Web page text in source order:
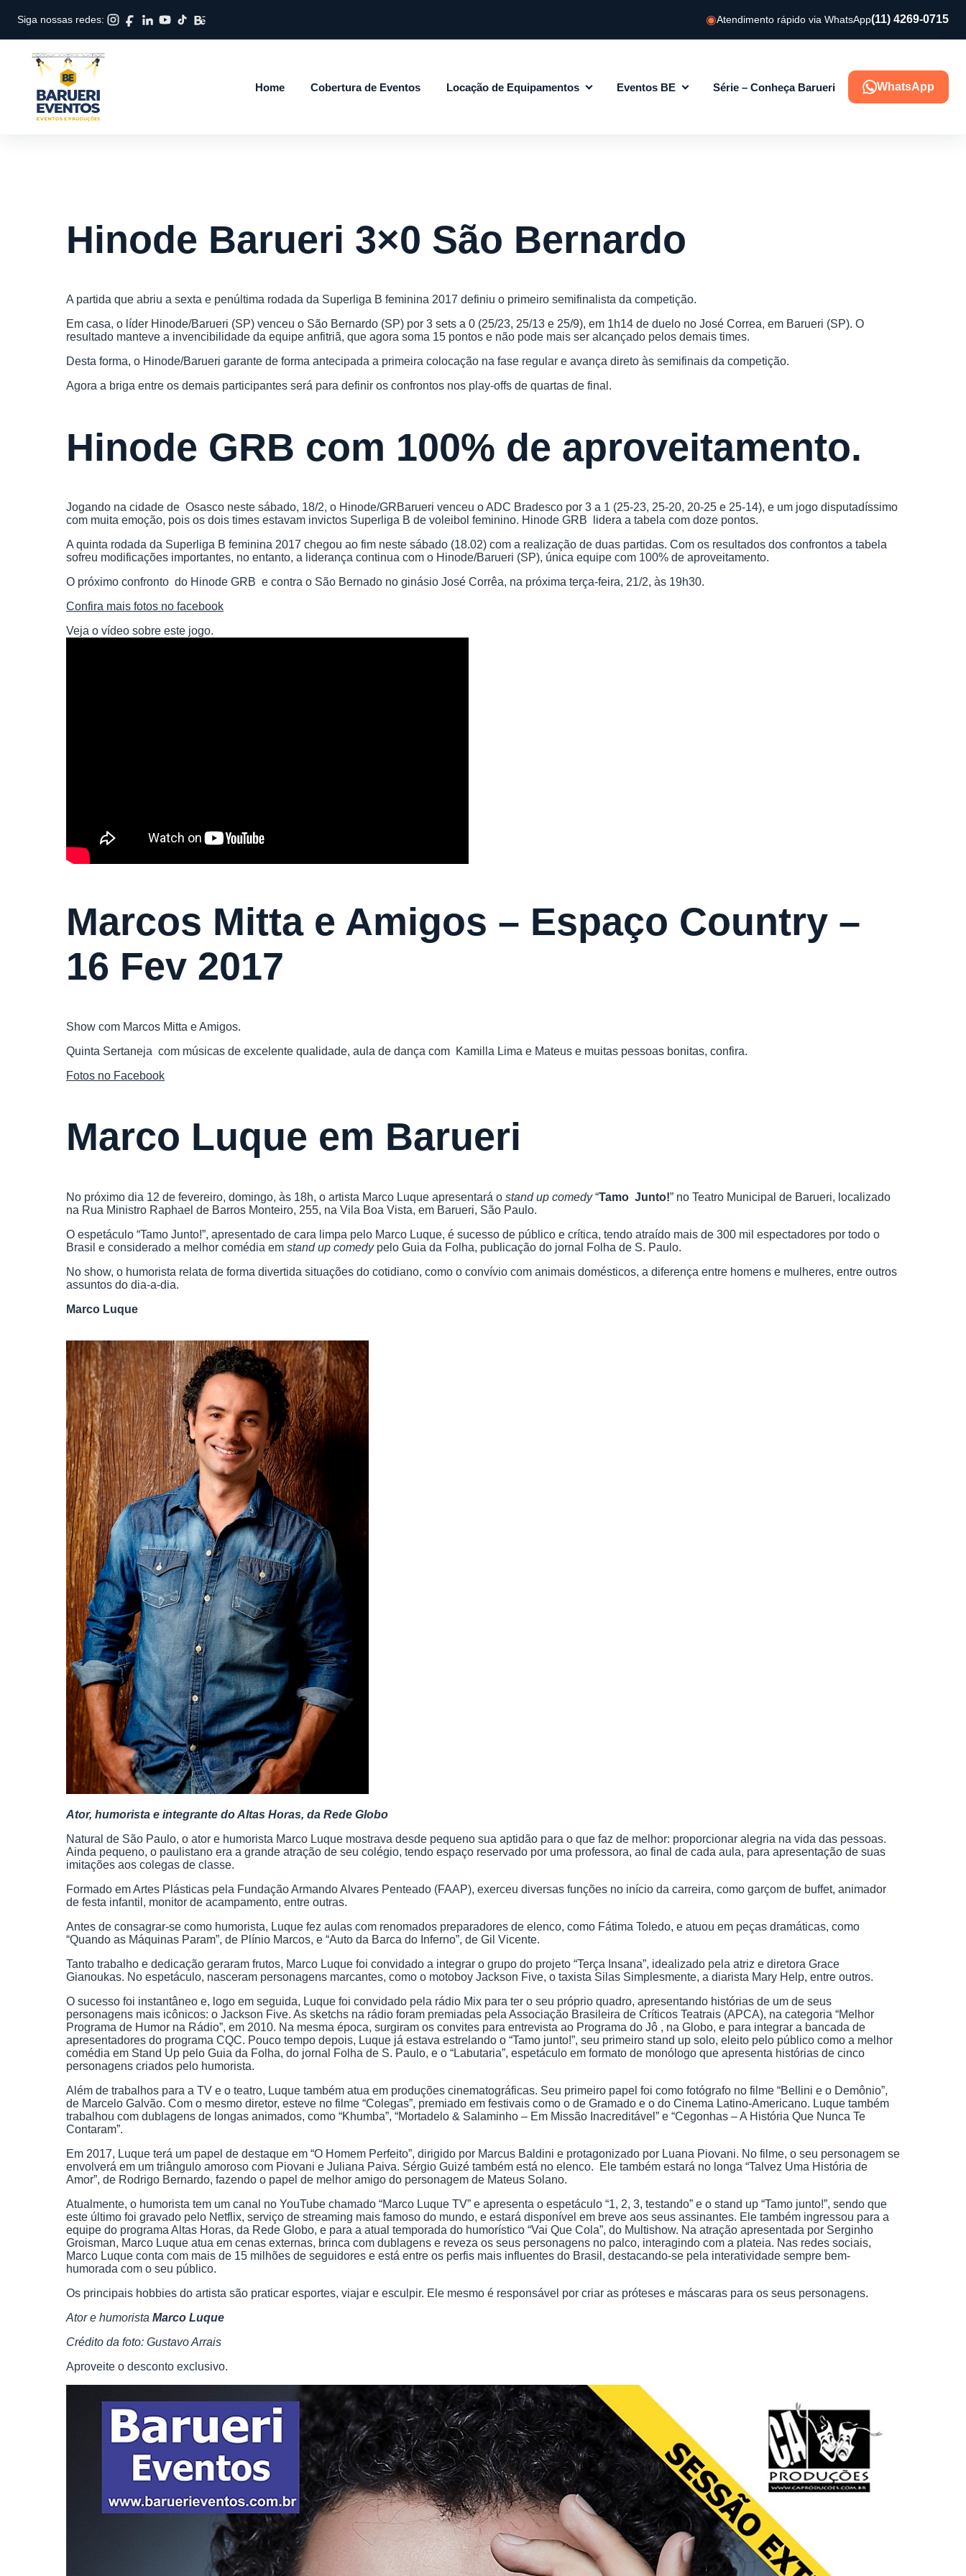
Siga nossas redes: Atendimento rápido via WhatsApp(11) 4269-0715
Home Cobertura de Eventos Locação de Equipamentos Eventos BE Série – Conheça Barueri WhatsApp
Hinode Barueri 3×0 São Bernardo
A partida que abriu a sexta e penúltima rodada da Superliga B feminina 2017 definiu o primeiro semifinalista da competição.
Em casa, o líder Hinode/Barueri (SP) venceu o São Bernardo (SP) por 3 sets a 0 (25/23, 25/13 e 25/9), em 1h14 de duelo no José Correa, em Barueri (SP). O
resultado manteve a invencibilidade da equipe anfitriã, que agora soma 15 pontos e não pode mais ser alcançado pelos demais times.
Desta forma, o Hinode/Barueri garante de forma antecipada a primeira colocação na fase regular e avança direto às semifinais da competição.
Agora a briga entre os demais participantes será para definir os confrontos nos play-offs de quartas de final.
Hinode GRB com 100% de aproveitamento.
Jogando na cidade de Osasco neste sábado, 18/2, o Hinode/GRBarueri venceu o ADC Bradesco por 3 a 1 (25-23, 25-20, 20-25 e 25-14), e um jogo disputadíssimo
com muita emoção, pois os dois times estavam invictos Superliga B de voleibol feminino. Hinode GRB lidera a tabela com doze pontos.
A quinta rodada da Superliga B feminina 2017 chegou ao fim neste sábado (18.02) com a realização de duas partidas. Com os resultados dos confrontos a tabela
sofreu modificações importantes, no entanto, a liderança continua com o Hinode/Barueri (SP), única equipe com 100% de aproveitamento.
O próximo confronto do Hinode GRB e contra o São Bernado no ginásio José Corrêa, na próxima terça-feira, 21/2, às 19h30.
Confira mais fotos no facebook
Veja o vídeo sobre este jogo.
Marcos Mitta e Amigos – Espaço Country –
16 Fev 2017
Show com Marcos Mitta e Amigos.
Quinta Sertaneja com músicas de excelente qualidade, aula de dança com Kamilla Lima e Mateus e muitas pessoas bonitas, confira.
Fotos no Facebook
Marco Luque em Barueri
No próximo dia 12 de fevereiro, domingo, às 18h, o artista Marco Luque apresentará o stand up comedy“Tamo Junto!” no Teatro Municipal de Barueri, localizado
na Rua Ministro Raphael de Barros Monteiro, 255, na Vila Boa Vista, em Barueri, São Paulo.
O espetáculo “Tamo Junto!”, apresentado de cara limpa pelo Marco Luque, é sucesso de público e crítica, tendo atraído mais de 300 mil espectadores por todo o
Brasil e considerado a melhor comédia em stand up comedy pelo Guia da Folha, publicação do jornal Folha de S. Paulo.
No show, o humorista relata de forma divertida situações do cotidiano, como o convívio com animais domésticos, a diferença entre homens e mulheres, entre outros
assuntos do dia-a-dia.
Marco Luque
Ator, humorista e integrante do Altas Horas, da Rede Globo
Natural de São Paulo, o ator e humorista Marco Luque mostrava desde pequeno sua aptidão para o que faz de melhor: proporcionar alegria na vida das pessoas.
Ainda pequeno, o paulistano era a grande atração de seu colégio, tendo espaço reservado por uma professora, ao final de cada aula, para apresentação de suas
imitações aos colegas de classe.
Formado em Artes Plásticas pela Fundação Armando Alvares Penteado (FAAP), exerceu diversas funções no início da carreira, como garçom de buffet, animador
de festa infantil, monitor de acampamento, entre outras.
Antes de consagrar-se como humorista, Luque fez aulas com renomados preparadores de elenco, como Fátima Toledo, e atuou em peças dramáticas, como
“Quando as Máquinas Param”, de Plínio Marcos, e “Auto da Barca do Inferno”, de Gil Vicente.
Tanto trabalho e dedicação geraram frutos, Marco Luque foi convidado a integrar o grupo do projeto “Terça Insana”, idealizado pela atriz e diretora Grace
Gianoukas. No espetáculo, nasceram personagens marcantes, como o motoboy Jackson Five, o taxista Silas Simplesmente, a diarista Mary Help, entre outros.
O sucesso foi instantâneo e, logo em seguida, Luque foi convidado pela rádio Mix para ter o seu próprio quadro, apresentando histórias de um de seus
personagens mais icônicos: o Jackson Five. As sketchs na rádio foram premiadas pela Associação Brasileira de Críticos Teatrais (APCA), na categoria “Melhor
Programa de Humor na Rádio”, em 2010. Na mesma época, surgiram os convites para entrevista ao Programa do Jô , na Globo, e para integrar a bancada de
apresentadores do programa CQC. Pouco tempo depois, Luque já estava estrelando o “Tamo junto!”, seu primeiro stand up solo, eleito pelo público como a melhor
comédia em Stand Up pelo Guia da Folha, do jornal Folha de S. Paulo, e o “Labutaria”, espetáculo em formato de monólogo que apresenta histórias de cinco
personagens criados pelo humorista.
Além de trabalhos para a TV e o teatro, Luque também atua em produções cinematográficas. Seu primeiro papel foi como fotógrafo no filme “Bellini e o Demônio”,
de Marcelo Galvão. Com o mesmo diretor, esteve no filme “Colegas”, premiado em festivais como o de Gramado e o do Cinema Latino-Americano. Luque também
trabalhou com dublagens de longas animados, como “Khumba”, “Mortadelo & Salaminho – Em Missão Inacreditável” e “Cegonhas – A História Que Nunca Te
Contaram”.
Em 2017, Luque terá um papel de destaque em “O Homem Perfeito”, dirigido por Marcus Baldini e protagonizado por Luana Piovani. No filme, o seu personagem se
envolverá em um triângulo amoroso com Piovani e Juliana Paiva. Sérgio Guizé também está no elenco. Ele também estará no longa “Talvez Uma História de
Amor”, de Rodrigo Bernardo, fazendo o papel de melhor amigo do personagem de Mateus Solano.
Atualmente, o humorista tem um canal no YouTube chamado “Marco Luque TV” e apresenta o espetáculo “1, 2, 3, testando” e o stand up “Tamo junto!”, sendo que
este último foi gravado pelo Netflix, serviço de streaming mais famoso do mundo, e estará disponível em breve aos seus assinantes. Ele também ingressou para a
equipe do programa Altas Horas, da Rede Globo, e para a atual temporada do humorístico “Vai Que Cola”, do Multishow. Na atração apresentada por Serginho
Groisman, Marco Luque atua em cenas externas, brinca com dublagens e reveza os seus personagens no palco, interagindo com a plateia. Nas redes sociais,
Marco Luque conta com mais de 15 milhões de seguidores e está entre os perfis mais influentes do Brasil, destacando-se pela interatividade sempre bem-
humorada com o seu público.
Os principais hobbies do artista são praticar esportes, viajar e esculpir. Ele mesmo é responsável por criar as próteses e máscaras para os seus personagens.
Ator e humorista Marco Luque
Crédito da foto: Gustavo Arrais
Aproveite o desconto exclusivo.